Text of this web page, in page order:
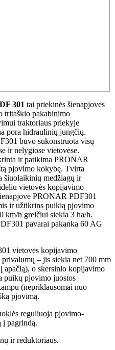
301 tai priekinės šienapjovės
tritaškio pakabinimo
traktoriaus priekyje
pora hidraulinių jungčių.
buvo sukonstruota visų
ir nelygiose vietovėse.
ir patikima PRONAR
pjovimo kokybę. Tvirta
šiuolaikinių medžiagų ir
vietovės kopijavimo
PRONAR PDF301
ir užtikrins puikią pjovimo
km/h greičiui siekia 3 ha/h.
pavarai pakanka 60 AG
vietovės kopijavimo
– jis siekia net 700 mm
apačią), o skersinio kopijavimo
puikų pjovimo juostos
(nepriklausomai nuo
pjovimą.
reguliuoja pjovimo-
į pagrindą.
ir reduktoriaus.